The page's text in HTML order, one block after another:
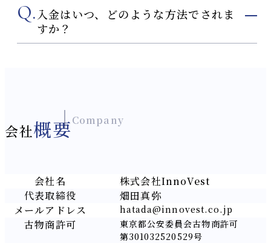
Q.入金はいつ、どのような方法でされま
すか？
会社概要Company
会社名
株式会社InnoVest
代表取締役
畑田真弥
メールアドレス
hatada@innovest.co.jp
古物商許可
東京都公安委員会古物商許可
第301032520529号